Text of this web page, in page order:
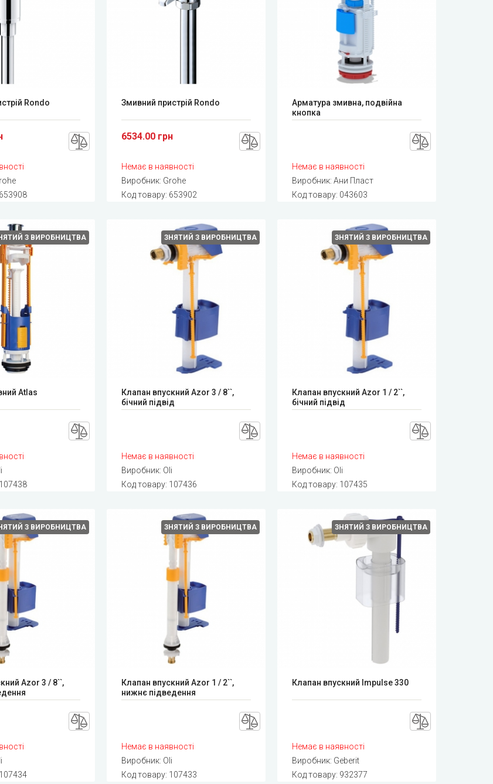
Rondo
653908
Змивний пристрій Rondo
6534.00 грн
Немає в наявності
Виробник: Grohe
Код товару: 653902
Арматура змивна, подвійна
кнопка
Немає в наявності
Виробник:Ани Пласт
Код товару: 043603
З ВИРОБНИЦТВА
Atlas
107438
ЗНЯТИЙ З ВИРОБНИЦТВА
Клапан впускний Azor 3 / 8``,
бічний підвід
Немає в наявності
Виробник: Oli
Код товару: 107436
ЗНЯТИЙ З ВИРОБНИЦТВА
Клапан впускний Azor 1 / 2``,
бічний підвід
Немає в наявності
Виробник: Oli
Код товару: 107435
З ВИРОБНИЦТВА
Azor 3 / 8``,
107434
ЗНЯТИЙ З ВИРОБНИЦТВА
Клапан впускний Azor 1 / 2``,
нижнє підведення
Немає в наявності
Виробник: Oli
Код товару: 107433
ЗНЯТИЙ З ВИРОБНИЦТВА
Клапан впускний Impulse 330
Немає в наявності
Виробник: Geberit
Код товару: 932377